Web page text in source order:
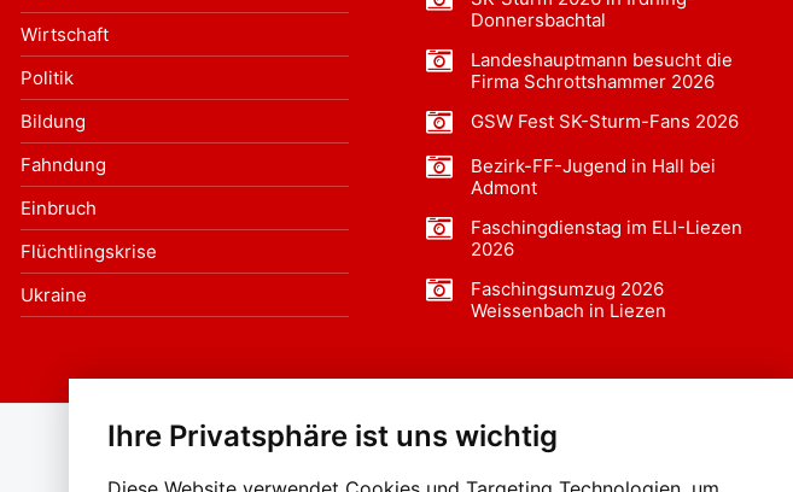
Ihre Privatsphäre ist uns wichtig
Wirtschaft
Politik
Bildung
Fahndung
Einbruch
Flüchtlingskrise
Ukraine
Donnersbachtal
Landeshauptmann besucht die
Firma Schrottshammer 2026
GSW Fest SK-Sturm-Fans 2026
Bezirk-FF-Jugend in Hall bei
Admont
Faschingdienstag im ELI-Liezen
2026
Faschingsumzug 2026
Weissenbach in Liezen
Auf BLO24.at werben?+43 (0)664 2226600